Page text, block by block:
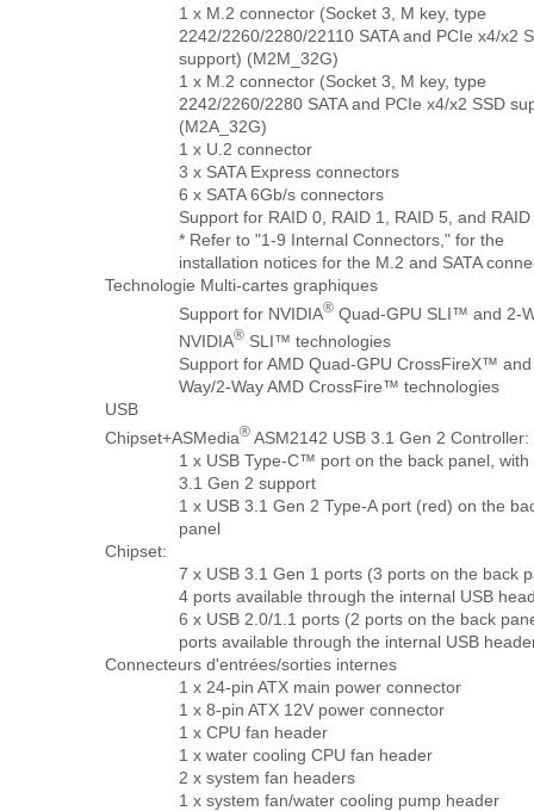
1 x M.2 connector (Socket 3, M key, type
2242/2260/2280/22110 SATA and PCIe x4/x2
support) (M2M_32G)
1 x M.2 connector (Socket 3, M key, type
2242/2260/2280 SATA and PCIe x4/x2 SSD
(M2A_32G)
1 x U.2 connector
3 x SATA Express connectors
6 x SATA 6Gb/s connectors
Support for RAID 0, RAID 1, RAID 5, and
* Refer to "1-9 Internal Connectors," for the
installation notices for the M.2 and SATA
Technologie Multi-cartes graphiques
Support for NVIDIA® Quad-GPU SLI™ and 2-
NVIDIA® SLI™ technologies
Support for AMD Quad-GPU CrossFireX™
Way/2-Way AMD CrossFire™ technologies
USB
Chipset+ASMedia® ASM2142 USB 3.1 Gen 2 Controller:
1 x USB Type-C™ port on the back panel, with
3.1 Gen 2 support
1 x USB 3.1 Gen 2 Type-A port (red) on the
panel
Chipset:
7 x USB 3.1 Gen 1 ports (3 ports on the back
4 ports available through the internal USB
6 x USB 2.0/1.1 ports (2 ports on the back
ports available through the internal USB
Connecteurs d'entrées/sorties internes
1 x 24-pin ATX main power connector
1 x 8-pin ATX 12V power connector
1 x CPU fan header
1 x water cooling CPU fan header
2 x system fan headers
1 x system fan/water cooling pump header